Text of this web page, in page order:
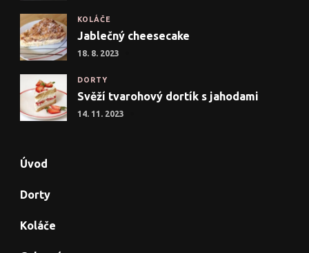
KOLÁČE
Jablečný cheesecake
18. 8. 2023
DORTY
Svěží tvarohový dortík s jahodami
14. 11. 2023
Úvod
Dorty
Koláče